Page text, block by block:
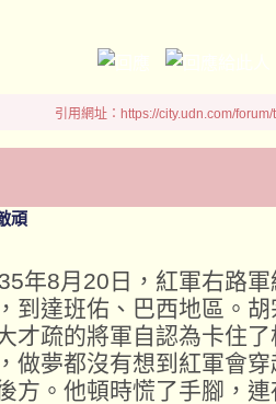
引用網址：https://city.udn.com/
頑
年8月20日，紅軍右路
到達班佑、巴西地區。
才疏的將軍自認為卡住
做夢都沒有想到紅軍會
方。他頓時慌了手腳，